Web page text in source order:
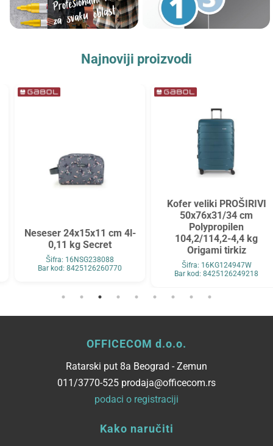
Najnoviji proizvodi
Neseser 24x15x11 cm 4l-
0,11 kg Secret
Šifra: 16NSG238088
Bar kod: 8425126260770
Kofer veliki PROŠIRIVI
50x76x31/34 cm
Polypropilen
104,2/114,2-4,4 kg
Origami tirkiz
Šifra: 16KG124947W
Bar kod: 8425126249218
OFFICECOM d.o.o.
Ratarski put 8a Beograd - Zemun
011/3770-525 prodaja@officecom.rs
podaci o registraciji
Kako naručiti